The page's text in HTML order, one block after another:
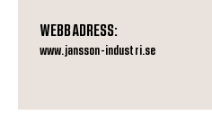
WEBBADRESS:
www.jansson-industri.se